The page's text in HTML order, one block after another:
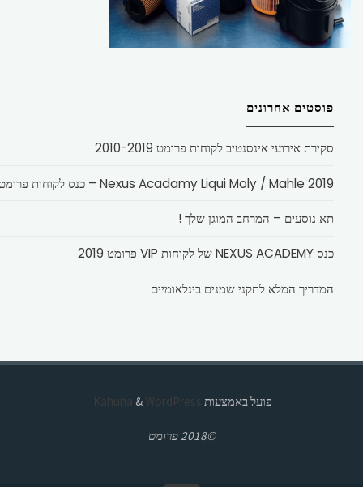
פוסטים אחרונים
סקירת אירועי אינסנטיב לקוחות פרומט 2010-2019
Nexus Acadamy Liqui Moly / Mahle 2019 – כנס לקוחות פרומט
תא נוסעים – המרחב המוגן שלך !
כנס NEXUS ACADEMY של לקוחות VIP פרומט 2019
המדריך המלא לתקני שמנים בינלאומיים
פועל באמצעות & WordPress.
©2018 פרומט